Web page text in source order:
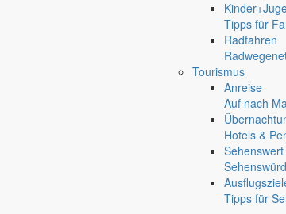
Tipps für
Radfahren
Tourismus
Anreise
Auf nach
Hotels &
Sehenswert
Tipps für
Kurzportrait der Großgemeinde
Kurzportraits der sieben Ortschaften
Einwohnerzahlen, Flächenangaben &
Partnergemeinden der Gemeinde
Geschichte der Gemeinde
Traditionspflege bäuerlichen Lebens